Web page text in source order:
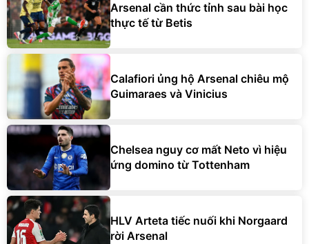
Arsenal cần thức tỉnh sau bài học
thực tế từ Betis
Calafiori ủng hộ Arsenal chiêu mộ
Guimaraes và Vinicius
Chelsea nguy cơ mất Neto vì hiệu
ứng domino từ Tottenham
HLV Arteta tiếc nuối khi Norgaard
rời Arsenal